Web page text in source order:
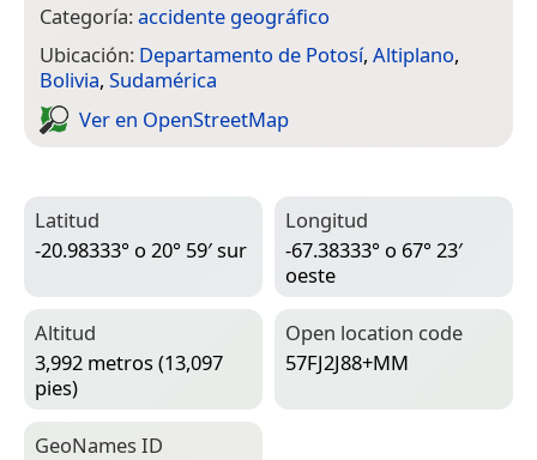
Categoría:accidente geográfico
Ubicación: Departamento de Potosí, Altiplano,
Bolivia, Sudamérica
Ver en Open­Street­Map
Latitud
-20.98333° o 20° 59′ sur
Longitud
-67.38333° o 67° 23′
oeste
Altitud
3,992 metros (13,097
pies)
Open location code
57FJ2J88+MM
Geo­Names ID